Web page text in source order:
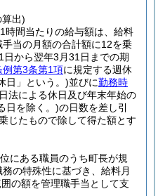
出)
時間当たりの給与額は、給料
当の月額の合計額に12を乗
日から翌年3月31日までの期
第3条第1項に規定する週休
日」という。)並びに勤務時
法による休日及び年末年始の
日を除く。)の日数を差し引
じたもので除して得た額とす
にある職員のうち町長が規
の特殊性に基づき、給料月
の額を管理職手当として支